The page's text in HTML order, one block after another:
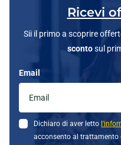
Ricevi
Sii il primo a scoprire
scontosul
Email
Dichiaro di aver letto
acconsento al trattamento